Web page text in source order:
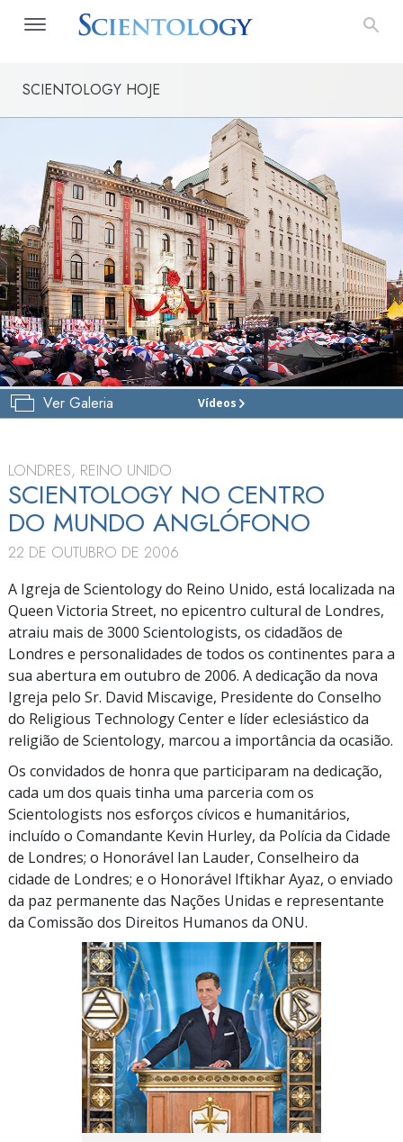
SCIENTOLOGY HOJE
Ver Galeria Vídeos
IGREJA
VISITE
LONDRES, REINO UNIDO
SCIENTOLOGY NO CENTRO
DO MUNDO ANGLÓFONO
22 DE OUTUBRO DE 2006
A Igreja de Scientology do Reino Unido, está localizada na
Queen Victoria Street, no epicentro cultural de Londres,
atraiu mais de 3000 Scientologists, os cidadãos de
Londres e personalidades de todos os continentes para a
sua abertura em outubro de 2006. A dedicação da nova
Igreja pelo Sr. David Miscavige, Presidente do Conselho
do Religious Technology Center e líder eclesiástico da
religião de Scientology, marcou a importância da ocasião.
Os convidados de honra que participaram na dedicação,
cada um dos quais tinha uma parceria com os
Scientologists nos esforços cívicos e humanitários,
incluído o Comandante Kevin Hurley, da Polícia da Cidade
de Londres; o Honorável Ian Lauder, Conselheiro da
cidade de Londres; e o Honorável Iftikhar Ayaz, o enviado
da paz permanente das Nações Unidas e representante
da Comissão dos Direitos Humanos da ONU.